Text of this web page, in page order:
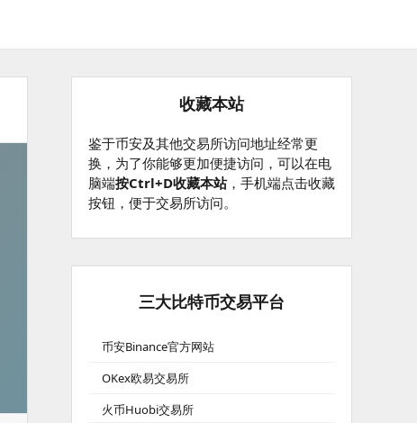
收藏本站
鉴于币安及其他交易所访问地址经常更
换，为了你能够更加便捷访问，可以在电
脑端按Ctrl+D收藏本站，手机端点击收藏
按钮，便于交易所访问。
三大比特币交易平台
币安Binance官方网站
OKex欧易交易所
火币Huobi交易所